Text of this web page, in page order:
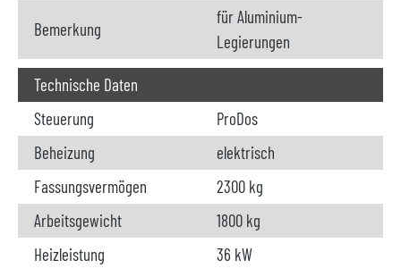
Bemerkung
für Aluminium-
Legierungen
Technische Daten
Steuerung
ProDos
Beheizung
elektrisch
Fassungsvermögen
2300 kg
Arbeitsgewicht
1800 kg
Heizleistung
36 kW